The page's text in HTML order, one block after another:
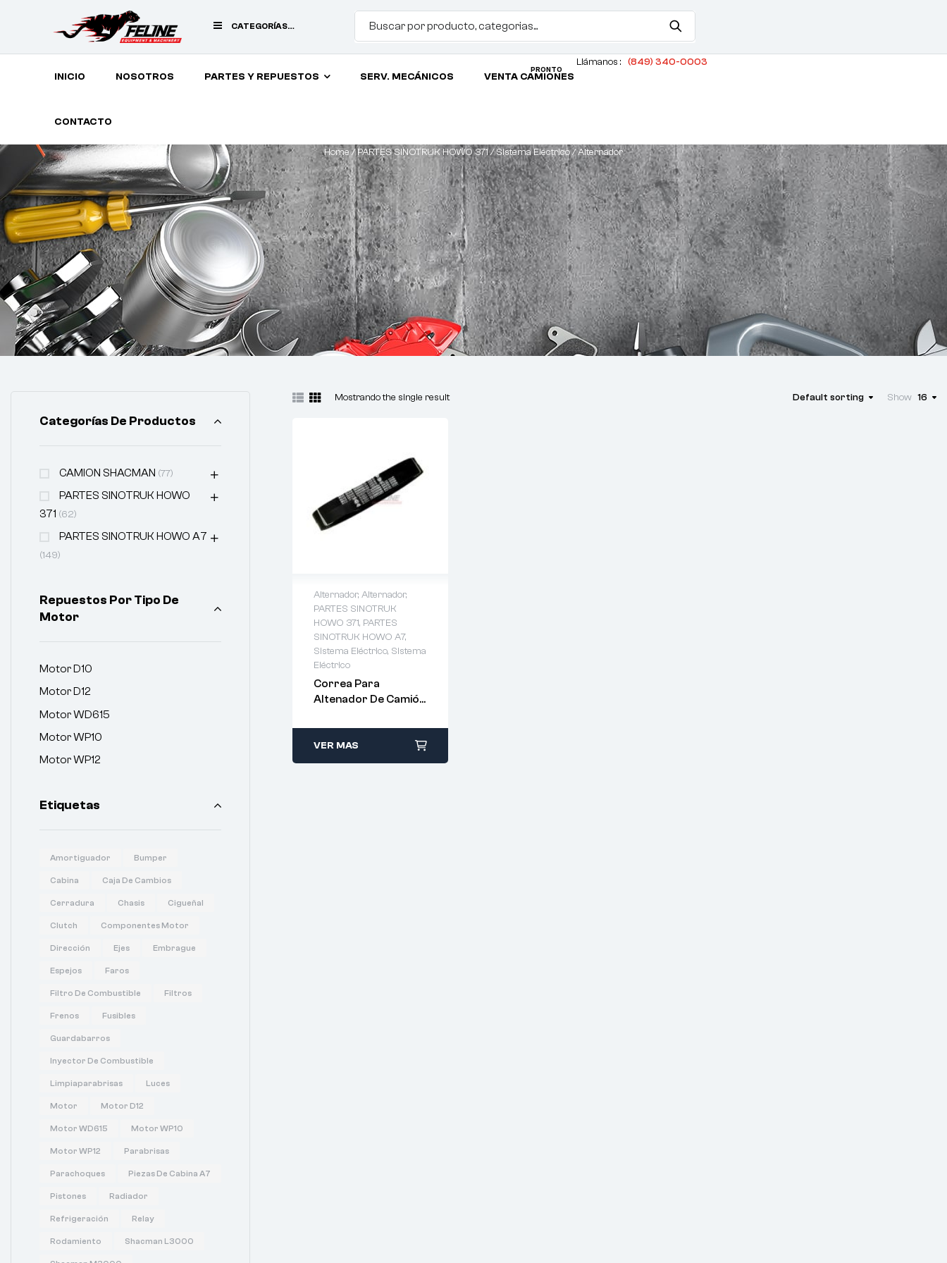
CATEGORÍAS
INICIO NOSOTROS PARTES Y REPUESTOS SERV. MECÁNICOS VENTA CAMIONES
PRONTO
CONTACTO
Llámanos : (849) 340-0003
Home/PARTES SINOTRUK HOWO 371/Sistema Eléctrico/ Alternador
Mostrando the single result Default sorting Show 16
Alternador, Alternador,
PARTES SINOTRUK
HOWO 371, PARTES
SINOTRUK HOWO A7,
Sistema Eléctrico, Sistema
Eléctrico
Correa Para
Altenador De Camión
VER MAS
Categorías De Productos
CAMION SHACMAN (77)
PARTES SINOTRUK HOWO
371 (62)
PARTES SINOTRUK HOWO A7
(149)
Repuestos Por Tipo De
Motor
Motor D10
Motor D12
Motor WD615
Motor WP10
Motor WP12
Etiquetas
Amortiguador Bumper
Cabina Caja De Cambios
Cerradura Chasis Cigueñal
Clutch Componentes Motor
Dirección Ejes Embrague
Espejos Faros
Filtro De Combustible Filtros
Frenos Fusibles
Guardabarros
Inyector De Combustible
Limpiaparabrisas Luces
Motor Motor D12
Motor WD615 Motor WP10
Motor WP12 Parabrisas
Parachoques Piezas De Cabina A7
Pistones Radiador
Refrigeración Relay
Rodamiento Shacman L3000